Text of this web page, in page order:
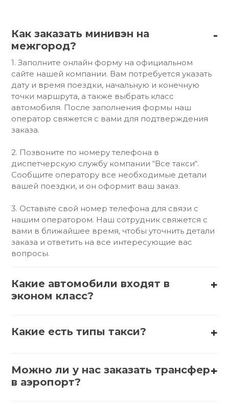
Как заказать минивэн на
межгород?
1. Заполните онлайн форму на официальном
сайте нашей компании. Вам потребуется указать
дату и время поездки, начальную и конечную
точки маршрута, а также выбрать класс
автомобиля. После заполнения формы наш
оператор свяжется с вами для подтверждения
заказа.
2. Позвоните по номеру телефона в
диспетчерскую службу компании “Все такси“.
Сообщите оператору все необходимые детали
вашей поездки, и он оформит ваш заказ.
3. Оставьте свой номер телефона для связи с
нашим оператором. Наш сотрудник свяжется с
вами в ближайшее время, чтобы уточнить детали
заказа и ответить на все интересующие вас
вопросы.
Какие автомобили входят в
эконом класс?
2. Hyundai – Hyundai Solaris, Hyundai Accent
3. Kia – Kia Rio, Kia Picanto
Какие есть типы такси?
1. Обычное такси – стандартные автомобили,
которые можно вызвать по телефону или через
Можно ли у нас заказать трансфер
в аэропорт?